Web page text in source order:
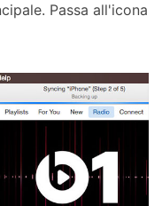
Passa all'icona